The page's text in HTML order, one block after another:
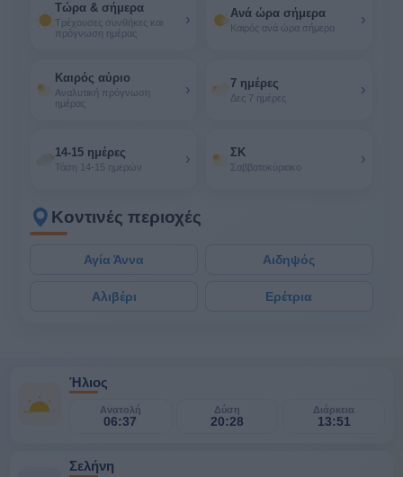
Τώρα & σήμερα
Τρέχουσες συνθήκες και
πρόγνωση ημέρας
› Ανά ώρα σήμερα
Καιρός ανά ώρα σήμερα ›
Καιρός αύριο
Αναλυτική πρόγνωση
ημέρας
› 7 ημέρες
Δες 7 ημέρες ›
14-15 ημέρες
Τάση 14-15 ημερών › ΣΚ
Σαββατοκύριακο ›
Κοντινές περιοχές
Αγία Άννα Αιδηψός
Αλιβέρι Ερέτρια
Ήλιος
Ανατολή
06:37
Δύση
20:28
Διάρκεια
13:51
Σελήνη